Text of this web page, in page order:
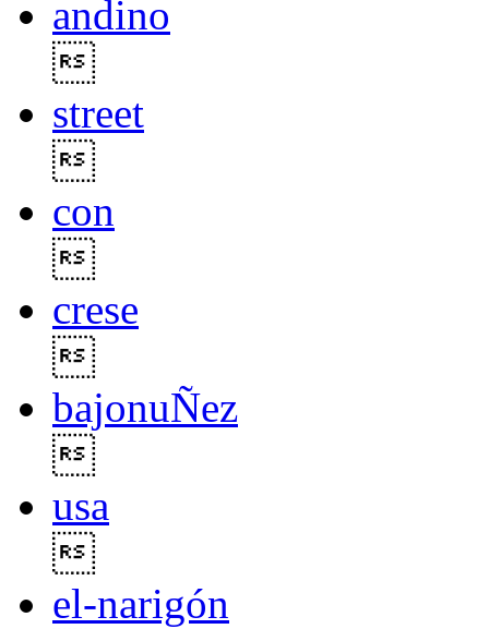
andino
street
con
crese
bajonuÑez
usa
el-narigón